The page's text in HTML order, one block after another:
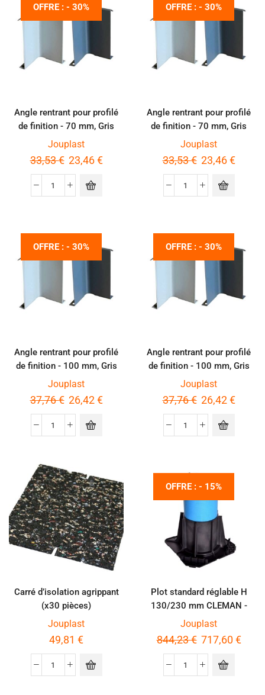
OFFRE : - 30%
Angle rentrant pour profilé
de finition - 70 mm, Gris
aluminium
Jouplast
33,53€ 23,46€
OFFRE : - 30%
Angle rentrant pour profilé
de finition - 70 mm, Gris
RAL7016
Jouplast
33,53€ 23,46€
OFFRE : - 30%
Angle rentrant pour profilé
de finition - 100 mm, Gris
RAL7016
Jouplast
37,76€ 26,42€
OFFRE : - 30%
Angle rentrant pour profilé
de finition - 100 mm, Gris
aluminium
Jouplast
37,76€ 26,42€
Carré d’isolation agrippant
(x30 pièces)
Jouplast
49,81 €
OFFRE : - 15%
Plot standard réglable H
130/230 mm CLEMAN -
Palette de 144 pièces
Jouplast
844,23€ 717,60€